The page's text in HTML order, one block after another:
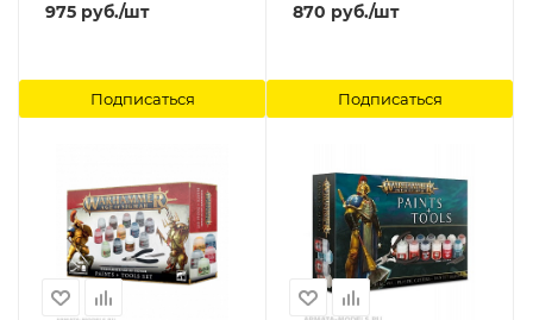
975 руб./шт
Подписаться
870 руб./шт
Подписаться